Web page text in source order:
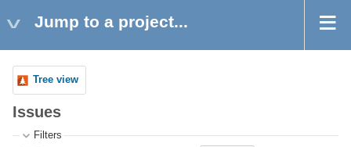
Jump to a project...
Tree view
Issues
Filters